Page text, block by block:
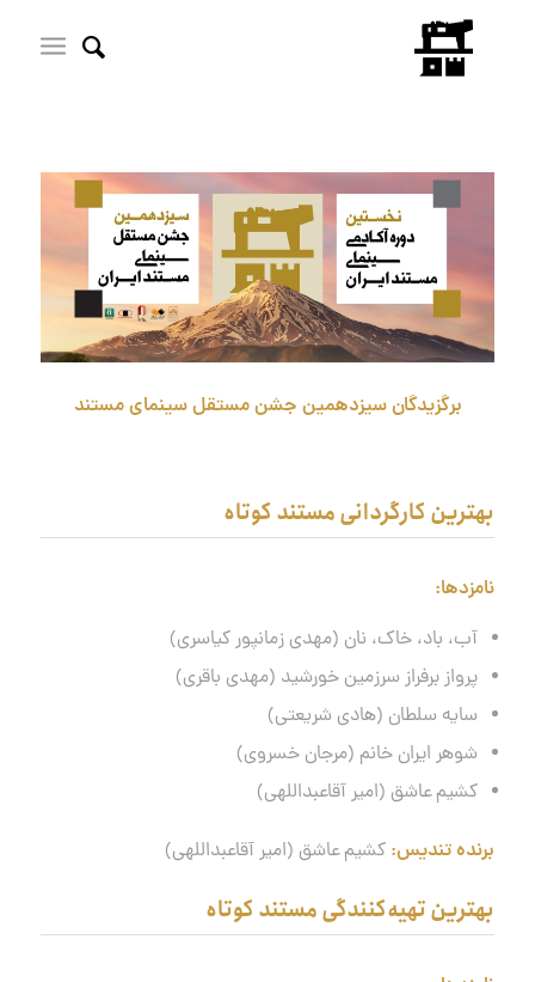
برگزیدگان سیزدهمین جشن مستقل سینمای مستند
بهترین کارگردانی مستند کوتاه
نامزدها:
آب، باد، خاک، نان (مهدی زمانپور کیاسری)
پرواز برفراز سرزمین خورشید (مهدی باقری)
سایه سلطان (هادی شریعتی)
شوهر ایران خانم (مرجان خسروی)
کشیم عاشق (امیر آقاعبداللهی)
برنده تندیس: کشیم عاشق (امیر آقاعبداللهی)
بهترین تهیه‌کنندگی مستند کوتاه